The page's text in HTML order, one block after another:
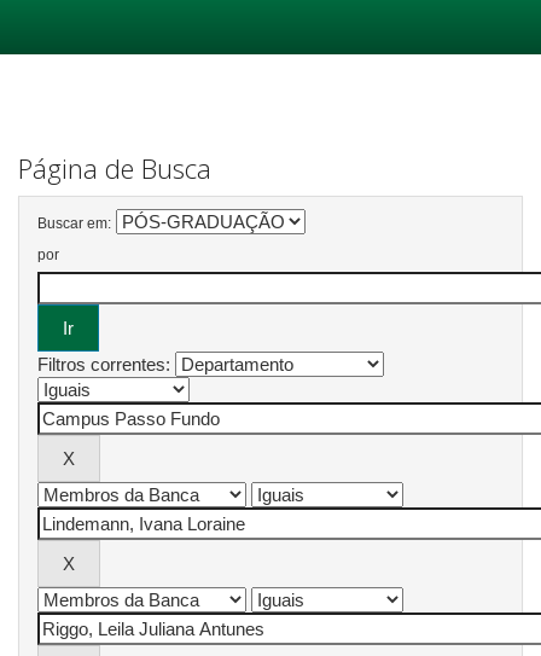
Página de Busca
Buscar em:
por
Filtros correntes: